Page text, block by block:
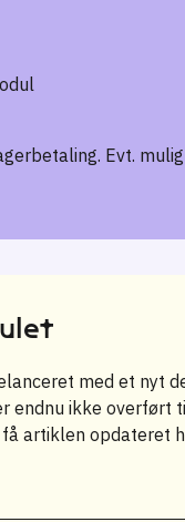
Evt.
med et nyt
endnu ikke overført
artiklen opdateret